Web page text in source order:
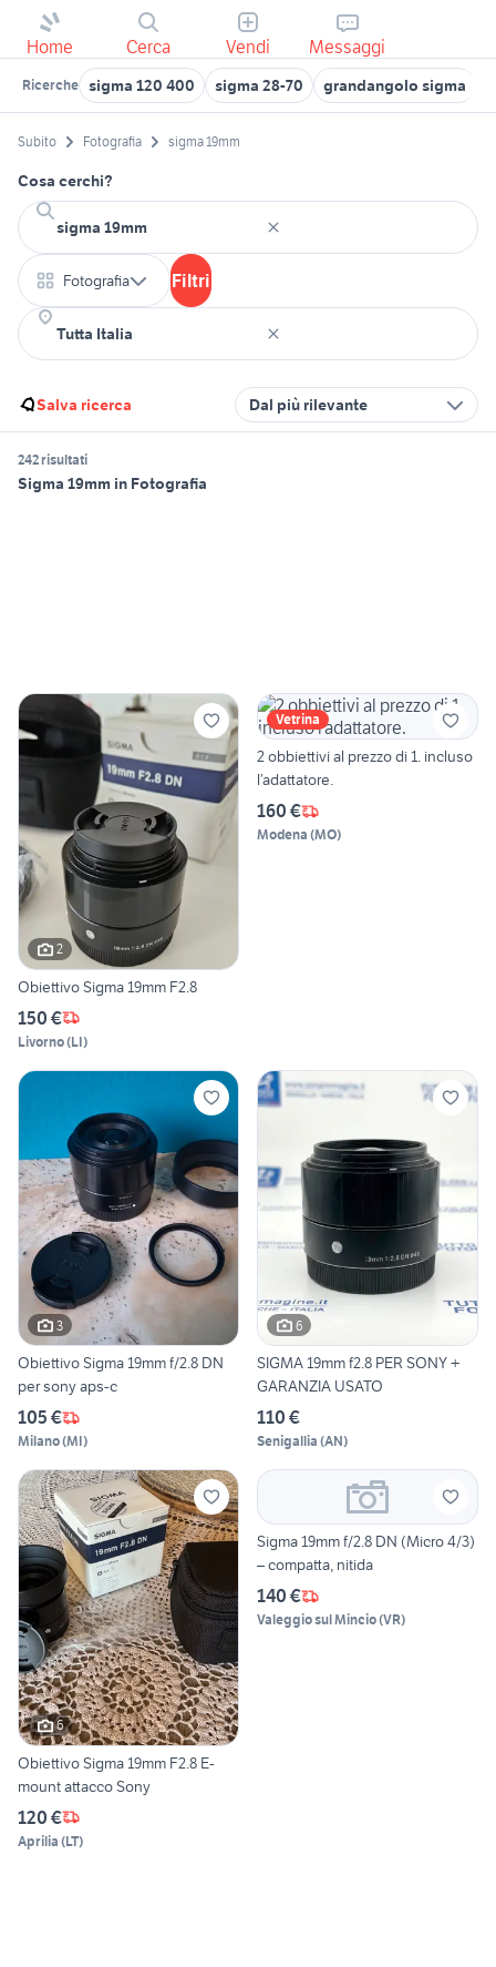
Home Cerca Vendi Messaggi
Ricerche sigma 120 400 sigma 28-70 grandangolo sigma
Subito Fotografia sigma 19mm
Cosa cerchi?
Fotografia Filtri
Salva ricerca Dal più rilevante
242 risultati
Sigma 19mm in Fotografia
2
Obiettivo Sigma 19mm F2.8
150 €
Livorno(LI)
Vetrina
2 obbiettivi al prezzo di 1. incluso
l’adattatore.
160 €
Modena (MO)
3
Obiettivo Sigma 19mm f/2.8 DN
per sony aps-c
105 €
Milano(MI)
6
SIGMA 19mm f2.8 PER SONY +
GARANZIA USATO
110 €
Senigallia (AN)
6
Obiettivo Sigma 19mm F2.8 E-
mount attacco Sony
120 €
Aprilia (LT)
Sigma 19mm f/2.8 DN (Micro 4/3)
– compatta, nitida
140 €
Valeggio sul Mincio(VR)